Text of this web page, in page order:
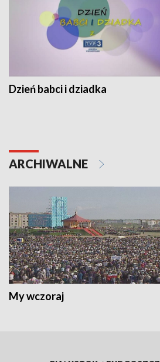
Dzień babci i dziadka
ARCHIWALNE
My wczoraj